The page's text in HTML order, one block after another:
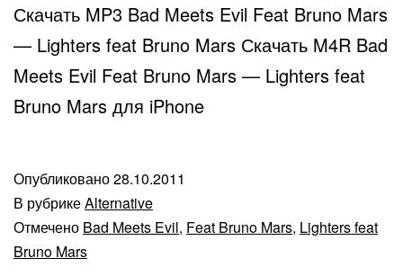
Скачать MP3 Bad Meets Evil Feat Bruno Mars
— Lighters feat Bruno Mars Скачать M4R Bad
Meets Evil Feat Bruno Mars — Lighters feat
Bruno Mars для iPhone
Опубликовано28.10.2011
В рубрикеAlternative
Отмечено Bad Meets Evil, Feat Bruno Mars, Lighters feat
Bruno Mars